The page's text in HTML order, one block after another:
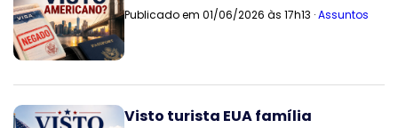
Publicado em 01/06/2026 às 17h13 ·Assuntos
Visto turista EUA família